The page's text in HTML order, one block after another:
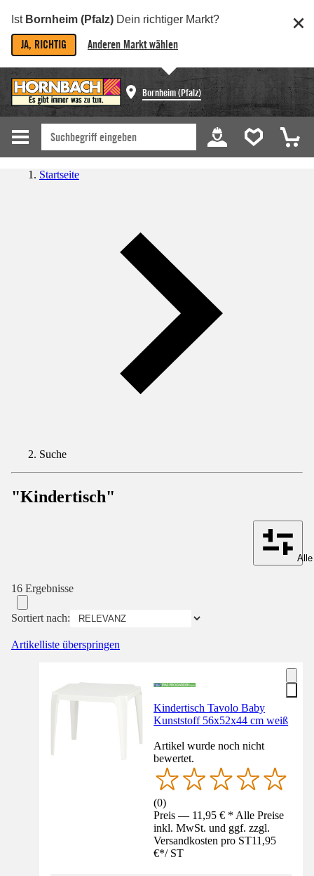
Ist Bornheim (Pfalz) Dein richtiger Markt?
JA, RICHTIG Anderen Markt wählen
Bornheim (Pfalz)
Startseite
Suche
"Kindertisch"
16 Ergebnisse
Sortiert nach:
Artikelliste überspringen
Kindertisch Tavolo Baby
Kunststoff 56x52x44 cm weiß
Artikel wurde noch nicht
bewertet.
(0)
Preis — 11,95 € * Alle Preise
inkl. MwSt. und ggf. zzgl.
Versandkosten pro ST11,95
€*/ ST